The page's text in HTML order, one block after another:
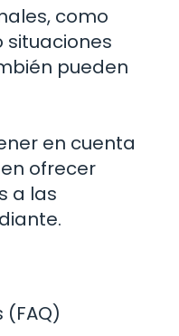
como
situaciones
pueden
en cuenta
ofrecer
a las